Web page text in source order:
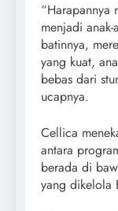
“Harapannya
menjadi
batinnya,
yang kuat,
bebas dari
ucapnya.
Cellica
antara
berada di
yang dikelola